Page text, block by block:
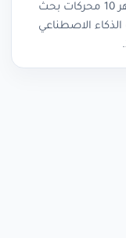
تعرف على محركات البحث وكيف تعمل، وأشهر 10 محركات بحث
الاصطناعي